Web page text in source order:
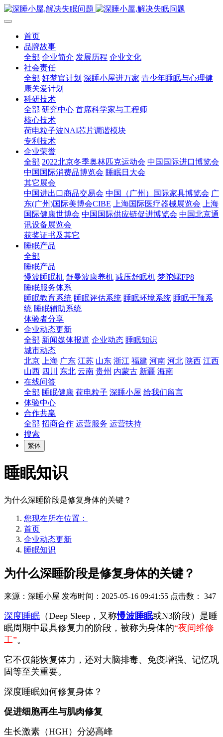
首页
品牌故事
全部 企业简介 发展历程 企业文化
社会责任
全部 好梦官计划 深睡小屋进万家 青少年睡眠与心理健
康关爱计划
科研技术
全部 研究中心 首席科学家与工程师
核心技术
荷电粒子波NAI芯片调谐模块
专利技术
企业荣誉
全部 2022北京冬季奥林匹克运动会 中国国际进口博览会
中国国际消费品博览会 睡眠日大会
其它展会
中国进出口商品交易会 中国（广州）国际家具博览会 广
东(广州)国际美博会CIBE
上海国际医疗器械展览会
上海
国际健康世博会 中国国际供应链促进博览会 中国北京通
讯设备展览会
获奖证书及其它
睡眠产品
全部
睡眠产品
慢波睡眠机 舒曼波康养机 减压舒眠机 梦陀螺FP8
睡眠服务体系
睡眠教育系统 睡眠评估系统 睡眠环境系统 睡眠干预系
统 睡眠辅助系统
体验者分享
企业动态更新
全部 新闻媒体报道 企业动态 睡眠知识
城市动态
北京
上海 广东 江苏 山东 浙江 福建 河南 河北 陕西 江西
山西 四川 东北 云南 贵州 内蒙古 新疆 海南
在线问答
全部 睡眠健康 荷电粒子 深睡小屋 给我们留言
体验中心
合作共赢
全部 招商合作 运营服务 运营扶持
搜索
繁体
睡眠知识
为什么深睡阶段是修复身体的关键？
您现在所在位置：
首页
企业动态更新
睡眠知识
为什么深睡阶段是修复身体的关键？
来源：深睡小屋 发布时间：2025-05-16 09:41:55 点击数： 347
深度睡眠 （Deep Sleep，又称慢波睡眠或N3阶段）是睡
眠周期中最具修复力的阶段，被称为身体的“夜间维修
工”。
它不仅能恢复体力，还对大脑排毒、免疫增强、记忆巩
固等至关重要。
深度睡眠如何修复身体？
促进细胞再生与肌肉修复
生长激素（HGH）分泌高峰